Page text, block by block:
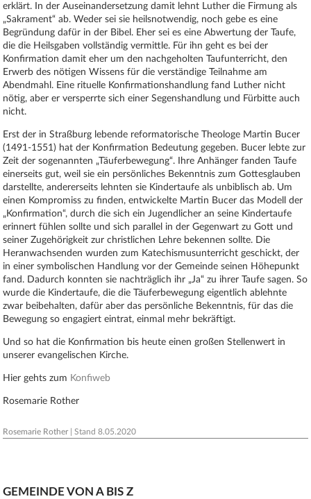
erklärt. In der Auseinandersetzung damit lehnt Luther die Firmung als
„Sakrament“ ab. Weder sei sie heilsnotwendig, noch gebe es eine
Begründung dafür in der Bibel. Eher sei es eine Abwertung der Taufe,
die die Heilsgaben vollständig vermittle. Für ihn geht es bei der
Konfirmation damit eher um den nachgeholten Taufunterricht, den
Erwerb des nötigen Wissens für die verständige Teilnahme am
Abendmahl. Eine rituelle Konfirmationshandlung fand Luther nicht
nötig, aber er versperrte sich einer Segenshandlung und Fürbitte auch
nicht.
Erst der in Straßburg lebende reformatorische Theologe Martin Bucer
(1491-1551) hat der Konfirmation Bedeutung gegeben. Bucer lebte zur
Zeit der sogenannten „Täuferbewegung“. Ihre Anhänger fanden Taufe
einerseits gut, weil sie ein persönliches Bekenntnis zum Gottesglauben
darstellte, andererseits lehnten sie Kindertaufe als unbiblisch ab. Um
einen Kompromiss zu finden, entwickelte Martin Bucer das Modell der
„Konfirmation“, durch die sich ein Jugendlicher an seine Kindertaufe
erinnert fühlen sollte und sich parallel in der Gegenwart zu Gott und
seiner Zugehörigkeit zur christlichen Lehre bekennen sollte. Die
Heranwachsenden wurden zum Katechismusunterricht geschickt, der
in einer symbolischen Handlung vor der Gemeinde seinen Höhepunkt
fand. Dadurch konnten sie nachträglich ihr „Ja“ zu ihrer Taufe sagen. So
wurde die Kindertaufe, die die Täuferbewegung eigentlich ablehnte
zwar beibehalten, dafür aber das persönliche Bekenntnis, für das die
Bewegung so engagiert eintrat, einmal mehr bekräftigt.
Und so hat die Konfirmation bis heute einen großen Stellenwert in
unserer evangelischen Kirche.
Hier gehts zum Konfiweb
Rosemarie Rother
Rosemarie Rother| Stand8.05.2020
GEMEINDE VON A BIS Z